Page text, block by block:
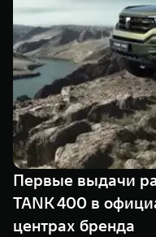
TANK 500
Веди за собой
от 6 499 000 ₽
TANK Финансы
Корпоративным
TANK ФИНАНСЫ
TANK Кредит
TANK Лизинг
TANK Страхование
Сервис
Специальные
Моторные масла
ЦИФРОВЫЕ СЕРВИСЫ
Цифровые сервисы
Подписки
Первые выдачи
TANK 400 в
центрах бренда